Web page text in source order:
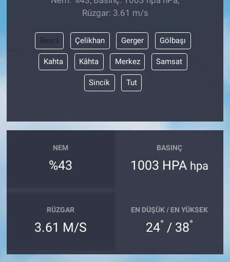
Rüzgar: 3.61 m/s
Besni Çelikhan Gerger Gölbaşı
Kahta Kâhta Merkez Samsat
Sincik Tut
NEM
%43
BASINÇ
1003 HPA hpa
RÜZGAR
3.61 M/S
EN DÜŞÜK / EN YÜKSEK
24° / 38°